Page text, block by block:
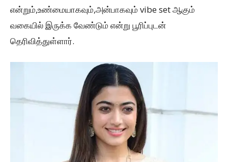
என்றும்,உண்மையாகவும்,அன்பாகவும் vibe set ஆகும்
வகையில் இருக்க வேண்டும் என்று பூரிப்புடன்
தெரிவித்துள்ளார்.